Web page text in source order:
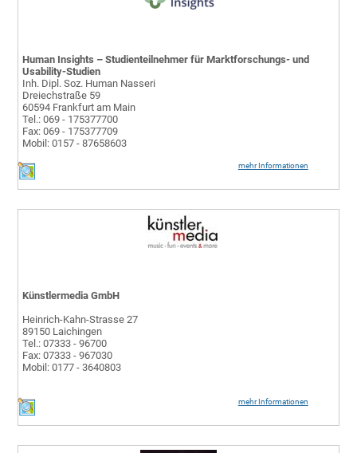
mehr Informationen
Human Insights – Studienteilnehmer für Marktforschungs- und
Usability-Studien
Inh. Dipl. Soz. Human Nasseri
Dreiechstraße 59
60594 Frankfurt am Main
Tel.: 069 - 175377700
Fax: 069 - 175377709
Mobil: 0157 - 87658603
mehr Informationen
Künstlermedia GmbH
Heinrich-Kahn-Strasse 27
89150 Laichingen
Tel.: 07333 - 96700
Fax: 07333 - 967030
Mobil: 0177 - 3640803